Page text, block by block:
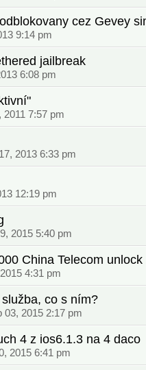
cez Gevey
9:14 pm
jailbreak
6:08 pm
7:57 pm
2013 6:33 pm
12:19 pm
2015 5:40 pm
China Telecom unlock
4:31 pm
co s ním?
03, 2015 2:17 pm
4 z ios6.1.3 na 4 daco
2015 6:41 pm